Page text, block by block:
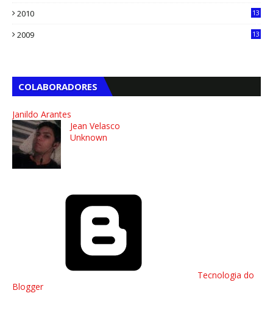
2010
13
2009
13
COLABORADORES
Janildo Arantes
Jean Velasco
Unknown
Tecnologia do
Blogger